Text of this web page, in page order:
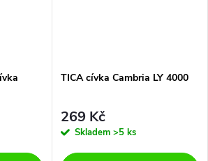
TICA cívka Cambria LY 4000
269 Kč
Skladem >5 ks